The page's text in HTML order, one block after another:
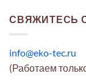
СВЯЖИТЕСЬ
info@eko-tec.ru
(Работаем